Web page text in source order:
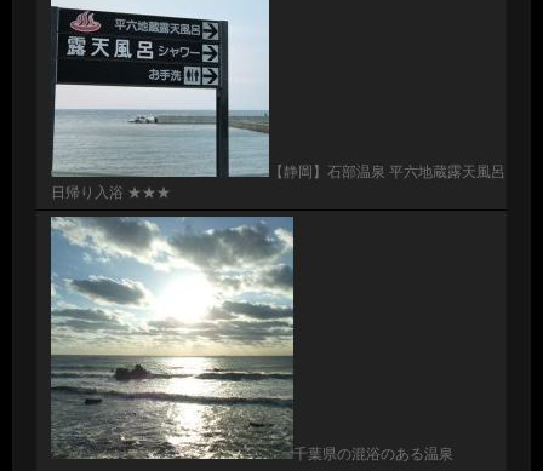
【静岡】石部温泉 平六地蔵露天風呂
日帰り入浴 ★★★
千葉県の混浴のある温泉